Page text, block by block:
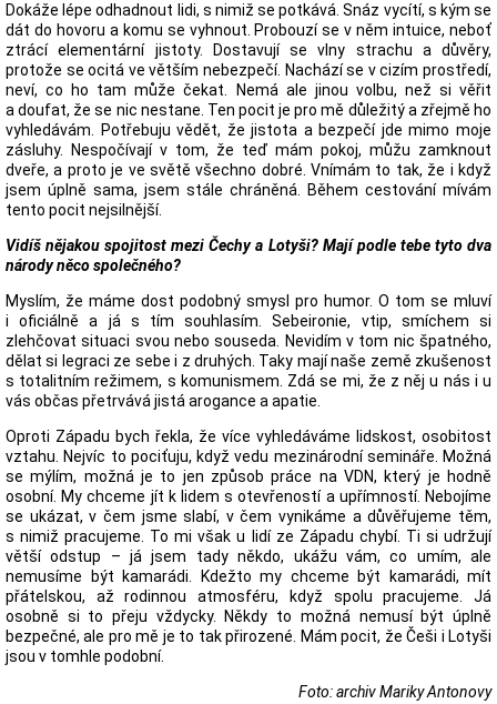
Dokáže lépe odhadnout lidi, s nimiž se potkává. Snáz vycítí, s kým se
dát do hovoru a komu se vyhnout. Probouzí se v něm intuice, neboť
ztrácí elementární jistoty. Dostavují se vlny strachu a důvěry,
protože se ocitá ve větším nebezpečí. Nachází se v cizím prostředí,
neví, co ho tam může čekat. Nemá ale jinou volbu, než si věřit
a doufat, že se nic nestane. Ten pocit je pro mě důležitý a zřejmě ho
vyhledávám. Potřebuju vědět, že jistota a bezpečí jde mimo moje
zásluhy. Nespočívají v tom, že teď mám pokoj, můžu zamknout
dveře, a proto je ve světě všechno dobré. Vnímám to tak, že i když
jsem úplně sama, jsem stále chráněná. Během cestování mívám
tento pocit nejsilnější.
Vidíš nějakou spojitost mezi Čechy a Lotyši? Mají podle tebe tyto dva
národy něco společného?
Myslím, že máme dost podobný smysl pro humor. O tom se mluví
i oficiálně a já s tím souhlasím. Sebeironie, vtip, smíchem si
zlehčovat situaci svou nebo souseda. Nevidím v tom nic špatného,
dělat si legraci ze sebe i z druhých. Taky mají naše země zkušenost
s totalitním režimem, s komunismem. Zdá se mi, že z něj u nás i u
vás občas přetrvává jistá arogance a apatie.
Oproti Západu bych řekla, že více vyhledáváme lidskost, osobitost
vztahu. Nejvíc to pociťuju, když vedu mezinárodní semináře. Možná
se mýlím, možná je to jen způsob práce na VDN, který je hodně
osobní. My chceme jít k lidem s otevřeností a upřímností. Nebojíme
se ukázat, v čem jsme slabí, v čem vynikáme a důvěřujeme těm,
s nimiž pracujeme. To mi však u lidí ze Západu chybí. Ti si udržují
větší odstup – já jsem tady někdo, ukážu vám, co umím, ale
nemusíme být kamarádi. Kdežto my chceme být kamarádi, mít
přátelskou, až rodinnou atmosféru, když spolu pracujeme. Já
osobně si to přeju vždycky. Někdy to možná nemusí být úplně
bezpečné, ale pro mě je to tak přirozené. Mám pocit, že Češi i Lotyši
jsou v tomhle podobní.
Foto: archiv Mariky Antonovy